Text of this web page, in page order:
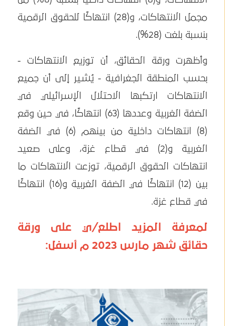
مجمل الانتهاكات، و(28) انتهاكًا للحقوق الرقمية
بنسبة بلغت (28%).
وأظهرت ورقة الحقائق، أن توزيع الانتهاكات -
بحسب المنطقة الجغرافية - يُشير إلى أن جميع
الانتهاكات ارتكبها الاحتلال الإسرائيلي في
الضفة الغربية وعددها (63) انتهاكًا، في حين وقع
(8) انتهاكات داخلية من بينهم (6) في الضفة
الغربية و(2) في قطاع غزة، وعلى صعيد
انتهاكات الحقوق الرقمية، توزعت الانتهاكات ما
بين (12) انتهاكًا في الضفة الغربية و(16) انتهاكًا
في قطاع غزة.
لمعرفة المزيد اطلع/ي على ورقة
حقائق شهر مارس 2023 م أسفل: